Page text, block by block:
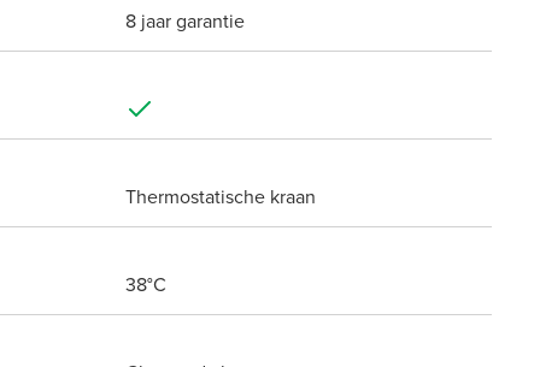
8 jaar garantie
Thermostatische kraan
38°C